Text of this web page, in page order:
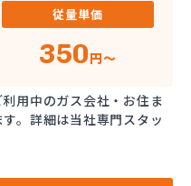
従量単価
350円～
用中のガス会社・お住ま
。詳細は当社専門スタッ